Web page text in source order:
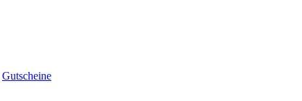
Gutscheine